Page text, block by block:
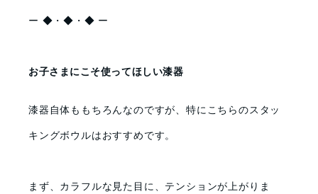
ー ◆・◆・◆ ー
お子さまにこそ使ってほしい漆器
漆器自体ももちろんなのですが、特にこちらのスタッ
キングボウルはおすすめです。
まず、カラフルな見た目に、テンションが上がりま